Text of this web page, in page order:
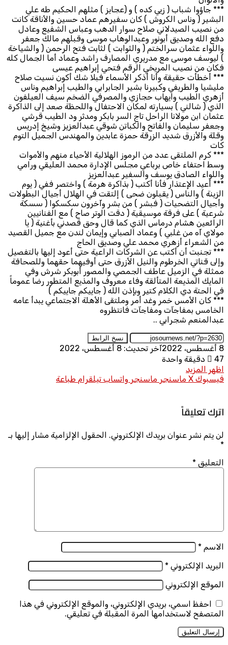
*** جاؤوا شباب ( زيي كده ) و (عجايز ) مثلهم الحكيم طه علي
البشير ( وناس الكروش ) كان سفيرهم عماد حسين والأناقة كانت
من نصيب الصيدلاني صلاح سوار الدهب وعباس الشفيع وعادل
دفع الله وصديق أبونور وعبدالوهاب موسى وقبلهم مالك جعفر
واللواء عثمان سرالختم ( والثوابت ) لثابت فتح الرحمن ( والشياخة
) ليوسف موسى مع مدريري المصارف راشد وعماد أما الجمال كله
فكان من نصيب المريخي الرقم فتحي إبراهيم عيسى
*** أخطأت حقيقة وأنا أذكر الأسماء فبلا شك أكون نسيت صلاح
مليشيا والطريفي وكبيرنا بشير الجابرابي والطيب إبراهيم وناس
أزهري الطيب وايهاب حجازي والمصرفي الضخم سيف العيلفون
الذي ( شالني ) بسيارته لمكان الاحتفال واللحظة صعد إلى الذاكرة
عثمان ابن مولانا الراحل تاج السر بابكر ومدثر ود الطيب قرشي
وجعفر سليمان والفاتح والكباتن شوقي عبدالعزيز وشيخ إدريس
وقلة والأزرق شديد الزرقة حمزة عابدين والمهندس الجميل التوم
كات
*** كرم الملتقى عدد من الرموز الهلالية الأحياء منهم والأموات
وسط احتفاء خاص برباعي مجلس الإدارة محمد العليقي ورامي
واللواء الصادق يوسف والسفير عبدالعزيز
*** أعيد الإعتذار فأنا أكتب ( بذاكرة هرمة ) واختصر ففي ( يوم
الزينة ) والناس ( يقبلون ضحى ) إلتقت في الهلال أجيال البطولات
وأجيال التضحيات ( فبشر ) من بشر وآخرون سكسكوا ( سسكة
شرعية ) على فرقة موسيقية ( دقت الوتر صاح ) مع الفنانيين
الرائعين هشام درماس الذي كما قال وحق قصدني بأغنية ( يا
مولاي آه من غلبي ) وعماد الصبابي وإيمان لندن مع جميل القصيد
من الشعراء أزهري محمد علي وصديق الحاج
*** تجنبت أن أكتب عن الشركات الراعية حتى أعود إليها بالتفصيل
وإلى قناتي الخرطوم والنيل الأزرق حتى أوفيهما حقهما وللصحافة
ممثلة في الزميل عاطف الجمصي والمصور أبوبكر شرش وفي
المايك المذيعة المتألقة وفاء معروف والمذيع المتطور رضا عموماً
في الحتة دي الكلام كتير وبإذن الله ( جاييكم جاييكم )
*** كان الأمس خمر وغد أمر وملتقى الأهلة الاجتماعي يبدأ عامه
الخامس بمفاجآت ومفاجآت فانتظروه
عبدالمنعم شجرابي ..
نسخ الرابط
8 أغسطس، 2022
آخر تحديث: 8 أغسطس، 2022
47
دقيقة واحدة
اظهر المزيد
فيسبوك X ماسنجر ماسنجر واتساب تيلقرام طباعة
اترك تعليقاً
لن يتم نشر عنوان بريدك الإلكتروني.
الحقول الإلزامية مشار إليها بـ
*
التعليق *
الاسم *
البريد الإلكتروني *
الموقع الإلكتروني
احفظ اسمي، بريدي الإلكتروني، والموقع الإلكتروني في هذا
المتصفح لاستخدامها المرة المقبلة في تعليقي.